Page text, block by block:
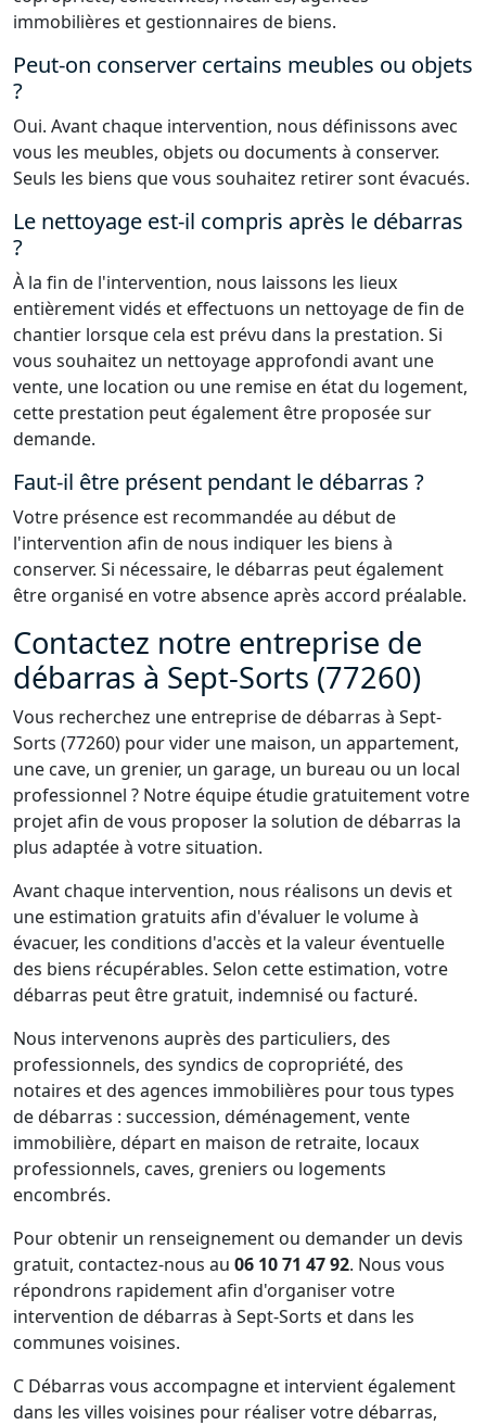
immobilières et gestionnaires de biens.
Peut-on conserver certains meubles ou objets
?
Oui. Avant chaque intervention, nous définissons avec
vous les meubles, objets ou documents à conserver.
Seuls les biens que vous souhaitez retirer sont évacués.
Le nettoyage est-il compris après le débarras
?
À la fin de l'intervention, nous laissons les lieux
entièrement vidés et effectuons un nettoyage de fin de
chantier lorsque cela est prévu dans la prestation. Si
vous souhaitez un nettoyage approfondi avant une
vente, une location ou une remise en état du logement,
cette prestation peut également être proposée sur
demande.
Faut-il être présent pendant le débarras ?
Votre présence est recommandée au début de
l'intervention afin de nous indiquer les biens à
conserver. Si nécessaire, le débarras peut également
être organisé en votre absence après accord préalable.
Contactez notre entreprise de
débarras à Sept-Sorts (77260)
Vous recherchez une entreprise de débarras à Sept-
Sorts (77260) pour vider une maison, un appartement,
une cave, un grenier, un garage, un bureau ou un local
professionnel ? Notre équipe étudie gratuitement votre
projet afin de vous proposer la solution de débarras la
plus adaptée à votre situation.
Avant chaque intervention, nous réalisons un devis et
une estimation gratuits afin d'évaluer le volume à
évacuer, les conditions d'accès et la valeur éventuelle
des biens récupérables. Selon cette estimation, votre
débarras peut être gratuit, indemnisé ou facturé.
Nous intervenons auprès des particuliers, des
professionnels, des syndics de copropriété, des
notaires et des agences immobilières pour tous types
de débarras : succession, déménagement, vente
immobilière, départ en maison de retraite, locaux
professionnels, caves, greniers ou logements
encombrés.
Pour obtenir un renseignement ou demander un devis
gratuit, contactez-nous au 06 10 71 47 92. Nous vous
répondrons rapidement afin d'organiser votre
intervention de débarras à Sept-Sorts et dans les
communes voisines.
C Débarras vous accompagne et intervient également
dans les villes voisines pour réaliser votre débarras,